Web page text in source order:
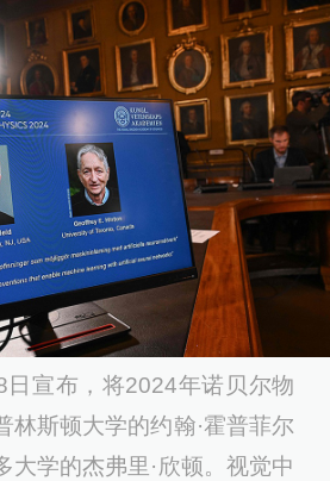
宣布，将2024年诺贝尔物
林斯顿大学的约翰·霍普菲尔
大学的杰弗里·欣顿。视觉中